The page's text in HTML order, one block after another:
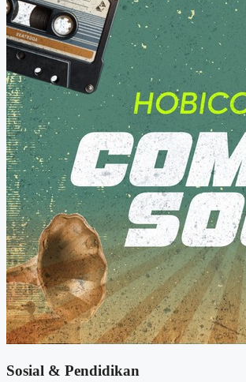
Sosial & Pendidikan